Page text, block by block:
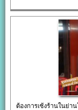
ต้องการเซ้งร้านในย่า